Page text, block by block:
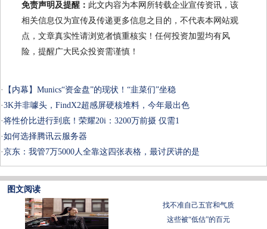
免责声明及提醒： 此文内容为本网所转载企业宣传资讯，该
相关信息仅为宣传及传递更多信息之目的，不代表本网站观
点，文章真实性请浏览者慎重核实！任何投资加盟均有风
险，提醒广大民众投资需谨慎！
·
【内幕】Munics“资金盘”的现状！“韭菜们”坐稳
·3K并非噱头，FindX2超感屏硬核堆料，今年最出色
·将性价比进行到底！荣耀20i：3200万前摄 仅需1
·如何选择腾讯云服务器
·京东：我管7万5000人全靠这四张表格，最讨厌讲的是
图文阅读
找不准自己五官和气质
这些被“低估”的百元